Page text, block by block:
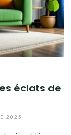
éclats de
2025